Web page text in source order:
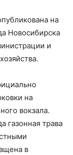
на
Новосибирска
и
на
вокзала.
газонная трава
в